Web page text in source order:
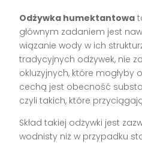
Odżywka humektantowa
głównym zadaniem jest
wiązanie wody w ich
tradycyjnych odżywek, nie
okluzyjnych, które mogłyby
cechą jest obecność
czyli takich, które
Skład takiej odżywki jest
wodnisty niż w przypadku